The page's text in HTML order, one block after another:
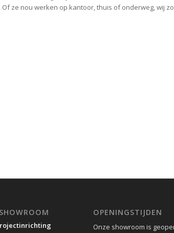
ze nou werken op kantoor, thuis of onderweg, wij
OPENINGSTIJDEN
Onze showroom is